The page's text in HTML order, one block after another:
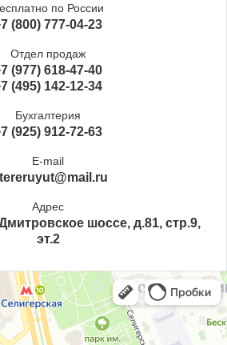
по России
(800) 777-04-23
Отдел продаж
(977) 618-47-40
(495) 142-12-34
Бухгалтерия
(925) 912-72-63
E-mail
Адрес
шоссе, д.81, стр.9,
эт.2